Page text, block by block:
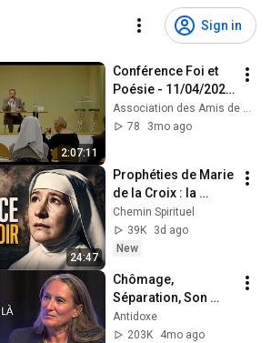
Sign in
2:07:11
Conférence Foi et
Poésie - 11/04/2026
- Paris
Association des Amis de Philippe Mac Leod
78
3mo ago
24:47
Prophéties de Marie
de la Croix : la
France sans
électricité, Paris à
fuir…
Chemin Spirituel
39K
3d ago
New
Chômage,
Séparation, Son
Corps Qui Lâche :
Elle A Touché Le
Antidoxe
203K
4mo ago